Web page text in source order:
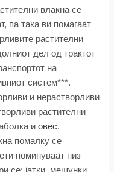
влакна се
па така ви помагаат
растителни
дел од трактот
на
систем***.
и нерастворливи
растителни
иовес.
помалку се
поминуваат низ
се: јатки, мешунки,